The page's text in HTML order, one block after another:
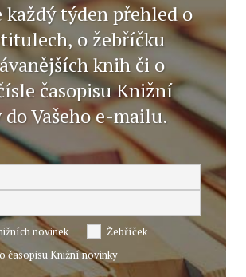
týden přehled o
o žebříčku
knih či o
časopisu Knižní
Vašeho e-mailu.
novinek
Žebříček
časopisu Knižní novinky